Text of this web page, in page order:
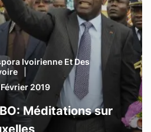
Ivoirienne Et Des
2019
Méditations sur